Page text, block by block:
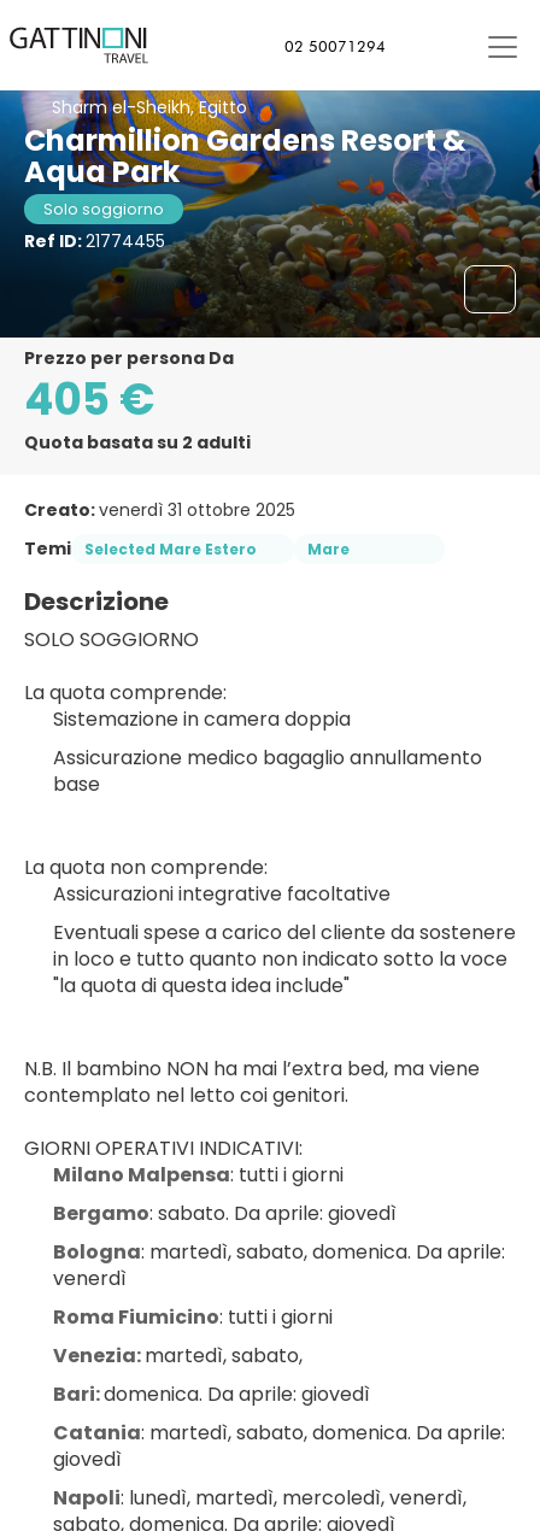
02 50071294
Sharm el-Sheikh, Egitto
Charmillion Gardens Resort &
Aqua Park
Solo soggiorno
Ref ID:21774455
Prezzo per persona Da
405 €
Quota basata su 2 adulti
Creato:venerdì 31 ottobre 2025
Temi
Selected Mare Estero Mare
Descrizione
SOLO SOGGIORNO
La quota comprende:
Sistemazione in camera doppia
Assicurazione medico bagaglio annullamento
base
La quota non comprende:
Assicurazioni integrative facoltative
Eventuali spese a carico del cliente da sostenere
in loco e tutto quanto non indicato sotto la voce
"la quota di questa idea include"
N.B. Il bambino NON ha mai l’extra bed, ma viene
contemplato nel letto coi genitori.
GIORNI OPERATIVI INDICATIVI:
Milano Malpensa: tutti i giorni
Bergamo: sabato. Da aprile: giovedì
Bologna: martedì, sabato, domenica. Da aprile:
venerdì
Roma Fiumicino: tutti i giorni
Venezia: martedì, sabato,
Bari: domenica. Da aprile: giovedì
Catania: martedì, sabato, domenica. Da aprile:
giovedì
Napoli: lunedì, martedì, mercoledì, venerdì,
sabato, domenica. Da aprile: giovedì